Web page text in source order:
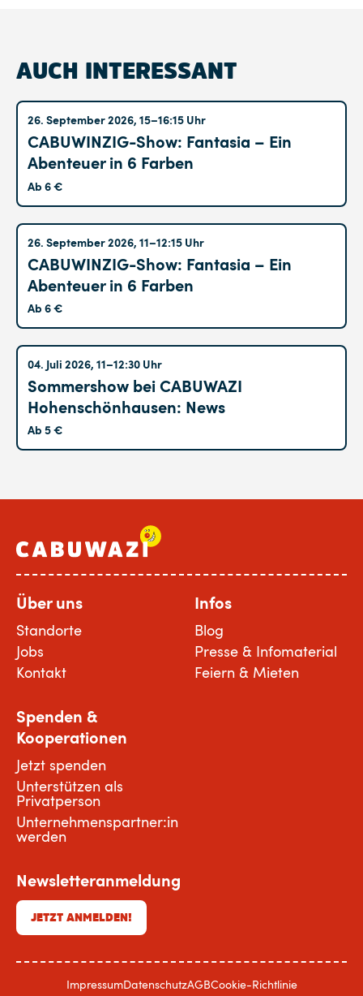
AUCH INTERESSANT
26. September 2026, 15–16:15 Uhr
CABUWINZIG-Show: Fantasia – Ein
Abenteuer in 6 Farben
Ab 6 €
26. September 2026, 11–12:15 Uhr
CABUWINZIG-Show: Fantasia – Ein
Abenteuer in 6 Farben
Ab 6 €
04. Juli 2026, 11–12:30 Uhr
Sommershow bei CABUWAZI
Hohenschönhausen: News
Ab 5 €
Über uns
Standorte
Jobs
Kontakt
Infos
Blog
Presse & Infomaterial
Feiern & Mieten
Spenden &
Kooperationen
Jetzt spenden
Unterstützen als
Privatperson
Unternehmenspartner:in
werden
Newsletteranmeldung
JETZT ANMELDEN!
ImpressumDatenschutzAGBCookie-Richtlinie